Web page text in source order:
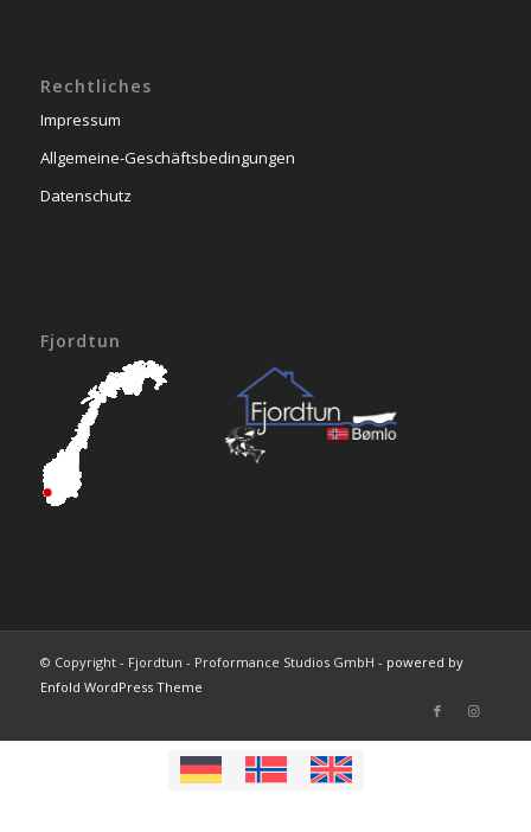
Rechtliches
Impressum
Allgemeine-Geschäftsbedingungen
Datenschutz
Fjordtun
© Copyright - Fjordtun - Proformance Studios GmbH - powered by
Enfold WordPress Theme